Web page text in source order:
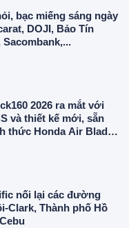
bạc miếng sáng ngày
DOJI, Bảo Tín
Sacombank,...
2026 ra mắt với
và thiết kế mới, sẵn
thức Honda Air Blade
NVX
nối lại các đường
Clark, Thành phố Hồ